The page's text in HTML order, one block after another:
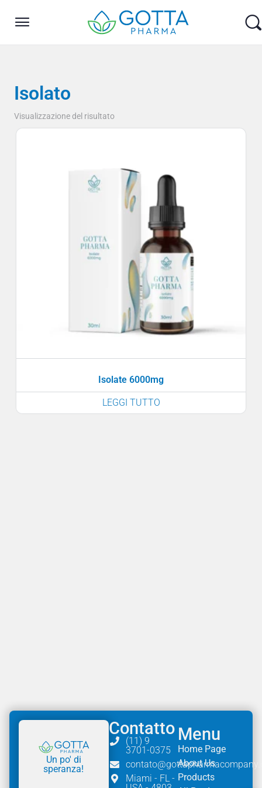
Isolato
Visualizzazione del risultato
Isolate 6000mg
LEGGI TUTTO
Un po' di
speranza!
Contatto
(11) 9
3701-0375
Miami - FL -
Menu
Home Page
About Us
Products